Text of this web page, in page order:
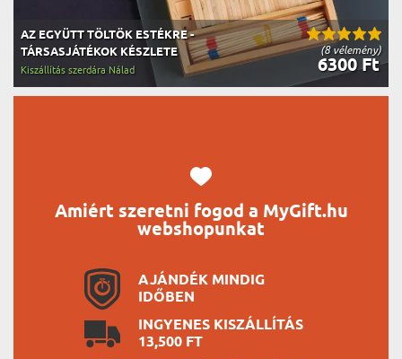
(8 vélemény)
AZ EGYÜTT TÖLTÖK ESTÉKRE -
TÁRSASJÁTÉKOK KÉSZLETE
6300 Ft
Kiszállítás szerdára Nálad
Amiért szeretni fogod a MyGift.hu
webshopunkat
AJÁNDÉK MINDIG
IDŐBEN
INGYENES KISZÁLLÍTÁS
13,500 FT